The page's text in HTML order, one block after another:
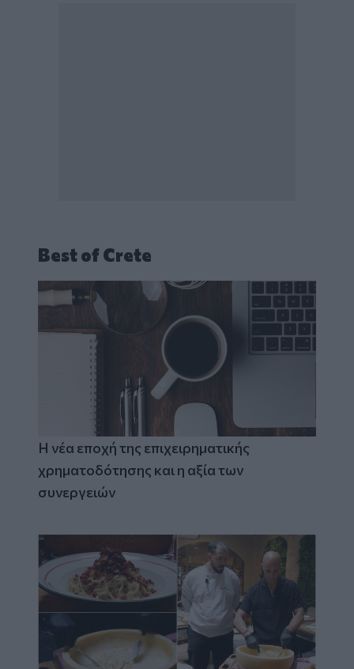
Best of Crete
Η νέα εποχή της επιχειρηματικής
χρηματοδότησης και η αξία των
συνεργειών